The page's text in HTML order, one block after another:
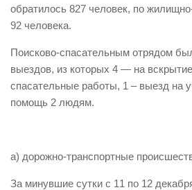
История
Виды деятельности
Обслуживание опасных
УГЗ рекомендует
обратилось 827 человек, по
92 человека.
Поисково-спасательным отрядом
выездов, из которых 4 — на
спасательные работы, 1 – выезд на
помощь 2 людям.
а) дорожно-транспортные
За минувшие сутки с 11 по 12